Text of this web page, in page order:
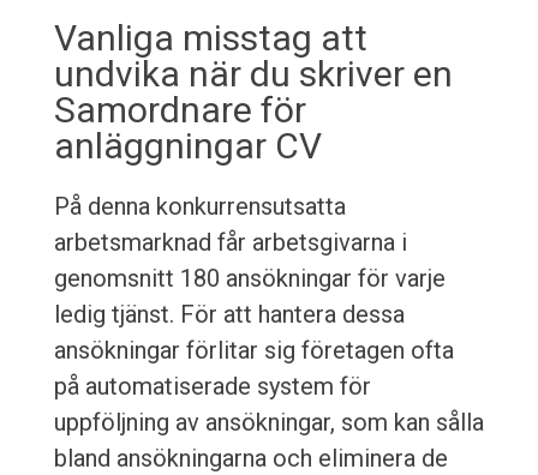
Vanliga misstag att
undvika när du skriver en
Samordnare för
anläggningar CV
På denna konkurrensutsatta
arbetsmarknad får arbetsgivarna i
genomsnitt 180 ansökningar för varje
ledig tjänst. För att hantera dessa
ansökningar förlitar sig företagen ofta
på automatiserade system för
uppföljning av ansökningar, som kan sålla
bland ansökningarna och eliminera de